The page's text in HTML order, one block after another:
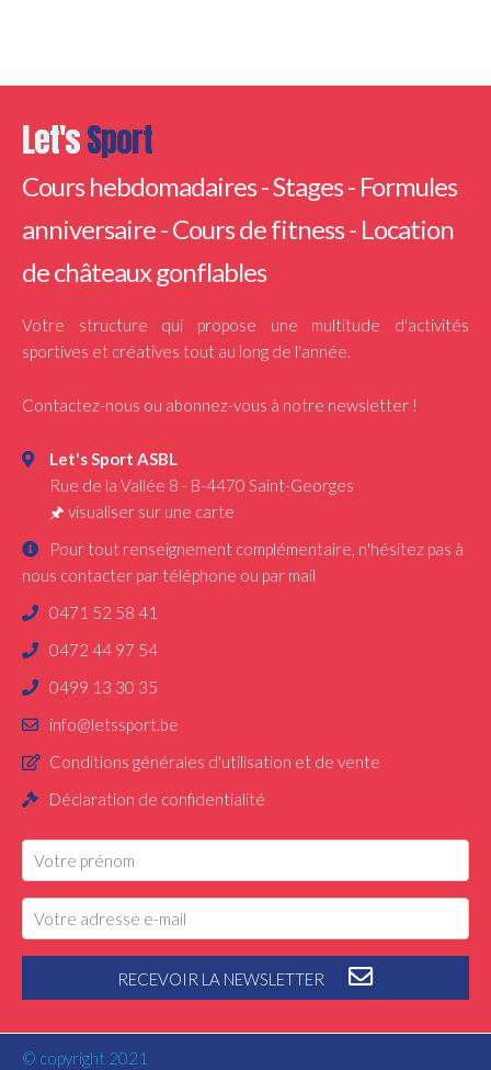
Let'sSport
Cours hebdomadaires - Stages - Formules
anniversaire - Cours de fitness - Location
de châteaux gonflables
Votre structure qui propose une multitude d'activités
sportives et créatives tout au long de l'année.
Contactez-nous ou abonnez-vous à notre newsletter !
Let's Sport ASBL
Rue de la Vallée 8 - B-4470 Saint-Georges
🖈 visualiser sur une carte
Pour tout renseignement complémentaire, n'hésitez pas à
nous contacter par téléphone ou par mail
0471 52 58 41
0472 44 97 54
0499 13 30 35
info@letssport.be
Conditions générales d'utilisation et de vente
Déclaration de confidentialité
RECEVOIR LA NEWSLETTER
© copyright 2021